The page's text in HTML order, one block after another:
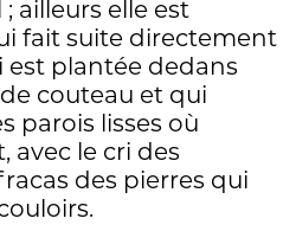
ailleurs elle est
fait suite directement
est plantée dedans
couteau et qui
parois lisses où
avec le cri des
des pierres qui